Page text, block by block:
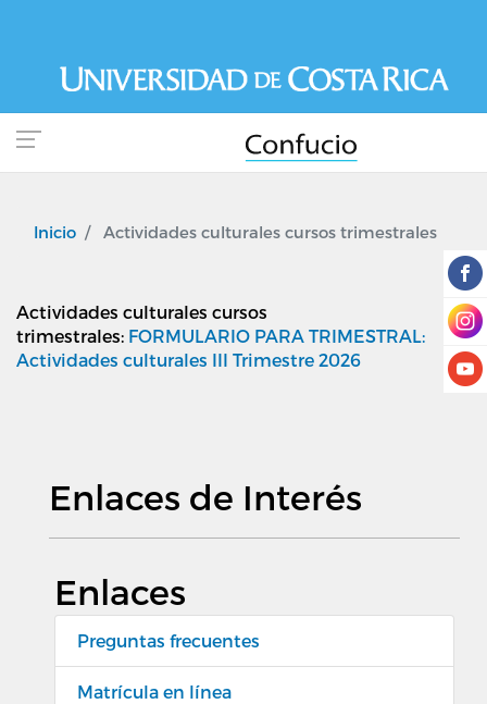
contenido
principal
Inicio Actividades culturales cursos trimestrales
Actividades culturales cursos
trimestrales: FORMULARIO PARA TRIMESTRAL:
Actividades culturales III Trimestre 2026
Enlaces de Interés
Enlaces
Preguntas frecuentes
Matrícula en línea